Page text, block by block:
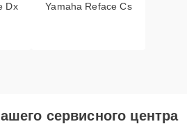
Dx
Yamaha Reface Cs
сервисного центра